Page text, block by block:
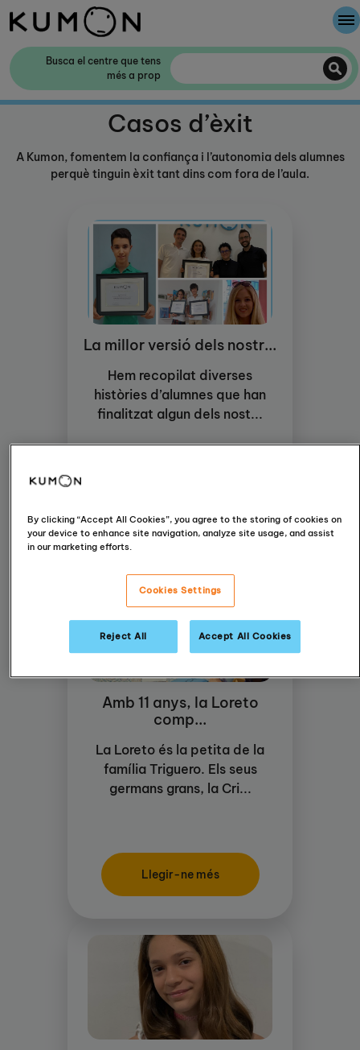
Busca el centre que tens
més a prop
Casos d’èxit
A Kumon, fomentem la confiança i l’autonomia dels alumnes
perquè tinguin èxit tant dins com fora de l’aula.
La millor versió dels nostr...
Hem recopilat diverses
històries d’alumnes que han
finalitzat algun dels nost...
Llegir-ne més
Amb 11 anys, la Loreto
comp...
La Loreto és la petita de la
família Triguero. Els seus
germans grans, la Cri...
Llegir-ne més
Et donem la benvinguda a Kumon
El mètode Kumon
Col·laboració amb les escoles
By clicking “Accept All Cookies”, you agree to the storing of cookies on
your device to enhance site navigation, analyze site usage, and assist
in our marketing efforts.
Cookies Settings
Reject All Accept All Cookies